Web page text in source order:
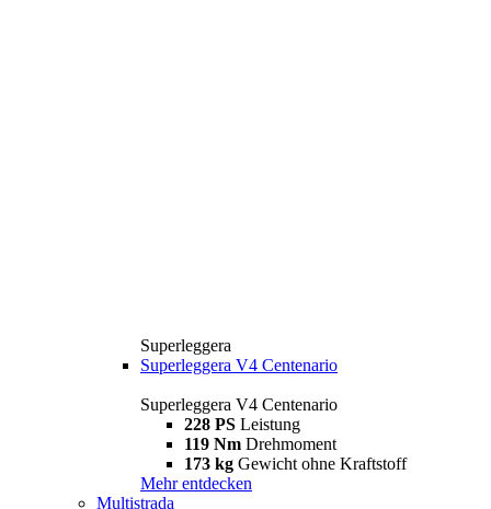
Superleggera
Superleggera V4 Centenario
Superleggera V4 Centenario
228 PS Leistung
119 Nm Drehmoment
173 kg Gewicht ohne Kraftstoff
Mehr entdecken
Multistrada